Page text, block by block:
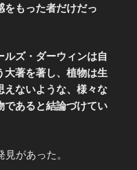
をもった者だけだっ
ズ・ダーウィンは自
大著を著し、植物は生
えないような、様々な
であると結論づけてい
があった。